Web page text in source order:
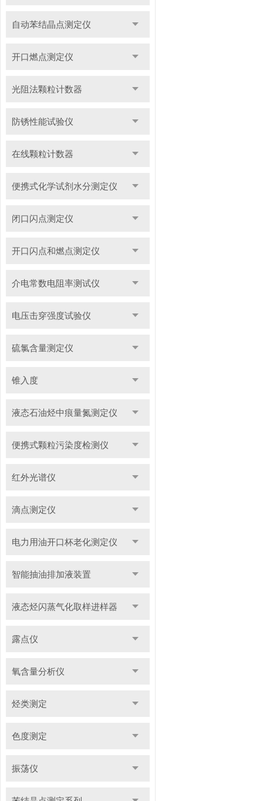
自动苯结晶点测定仪
开口燃点测定仪
光阻法颗粒计数器
防锈性能试验仪
在线颗粒计数器
便携式化学试剂水分测定仪
闭口闪点测定仪
开口闪点和燃点测定仪
介电常数电阻率测试仪
电压击穿强度试验仪
硫氯含量测定仪
锥入度
液态石油烃中痕量氮测定仪
便携式颗粒污染度检测仪
红外光谱仪
滴点测定仪
电力用油开口杯老化测定仪
智能抽油排加液装置
液态烃闪蒸气化取样进样器
露点仪
氧含量分析仪
烃类测定
色度测定
振荡仪